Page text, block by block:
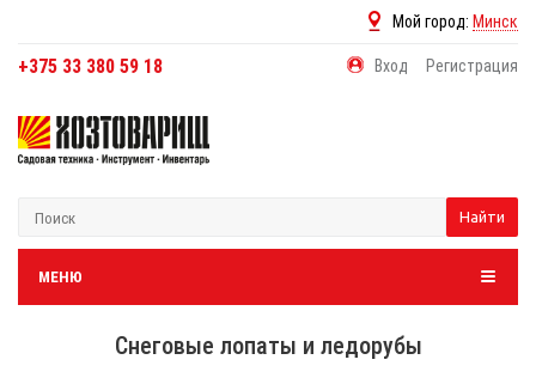
Мой город: Минск
+375 33 380 59 18 Вход Регистрация
Найти
МЕНЮ
Снеговые лопаты и ледорубы